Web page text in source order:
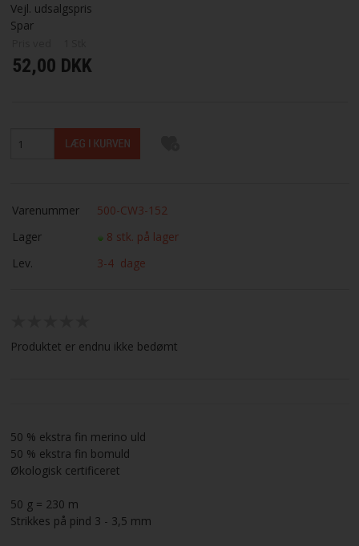
Vejl. udsalgspris
Spar
52,00 DKK
Varenummer
500-CW3-152
Lager
8 stk. på lager
Lev.
3-4 dage
Produktet er endnu ikke bedømt
50 % ekstra fin merino uld
50 % ekstra fin bomuld
Økologisk certificeret
50 g = 230 m
Strikkes på pind 3 - 3,5 mm